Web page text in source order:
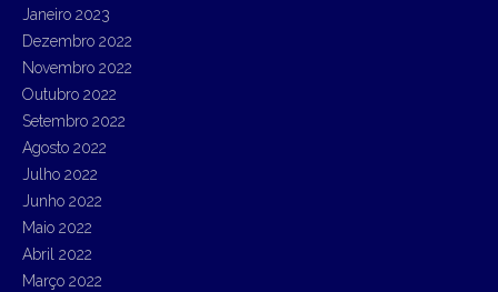
Janeiro 2023
Dezembro 2022
Novembro 2022
Outubro 2022
Setembro 2022
Agosto 2022
Julho 2022
Junho 2022
Maio 2022
Abril 2022
Março 2022